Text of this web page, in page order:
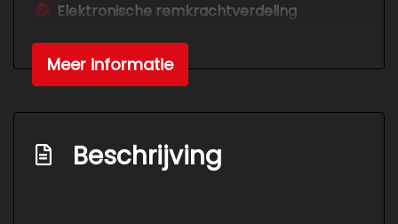
Elektronische remkrachtverdeling
Passagiersairbag
Exterieur
Buitenspiegels elektrisch verstelbaar
Buitenspiegels verwarmbaar
Meer informatie
Beschrijving